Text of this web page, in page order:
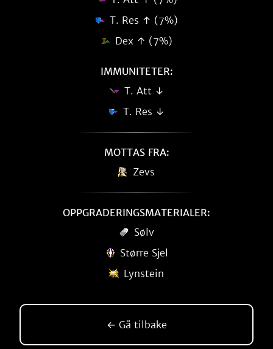
T. Res ↑ (7%)
Dex ↑ (7%)
IMMUNITETER:
T. Att ↓
T. Res ↓
MOTTAS FRA:
Zevs
OPPGRADERINGSMATERIALER:
Sølv
Større Sjel
Lynstein
← Gå tilbake